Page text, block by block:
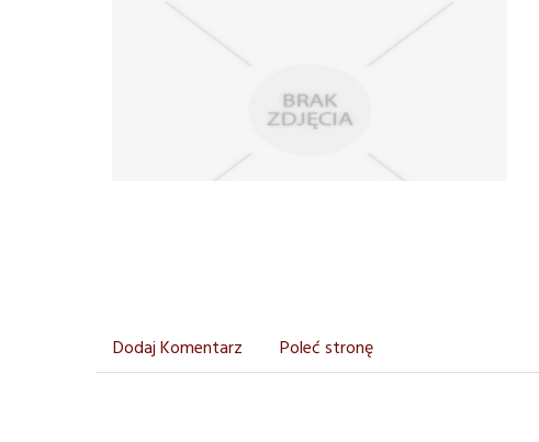
Dodaj Komentarz Poleć stronę